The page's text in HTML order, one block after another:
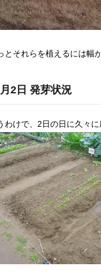
とそれらを植えるには幅
2日 発芽状況
わけで、2日の日に久々